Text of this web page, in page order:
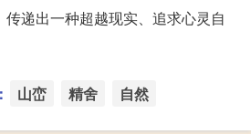
递出一种超越现实、追求心灵自
山峦 精舍 自然